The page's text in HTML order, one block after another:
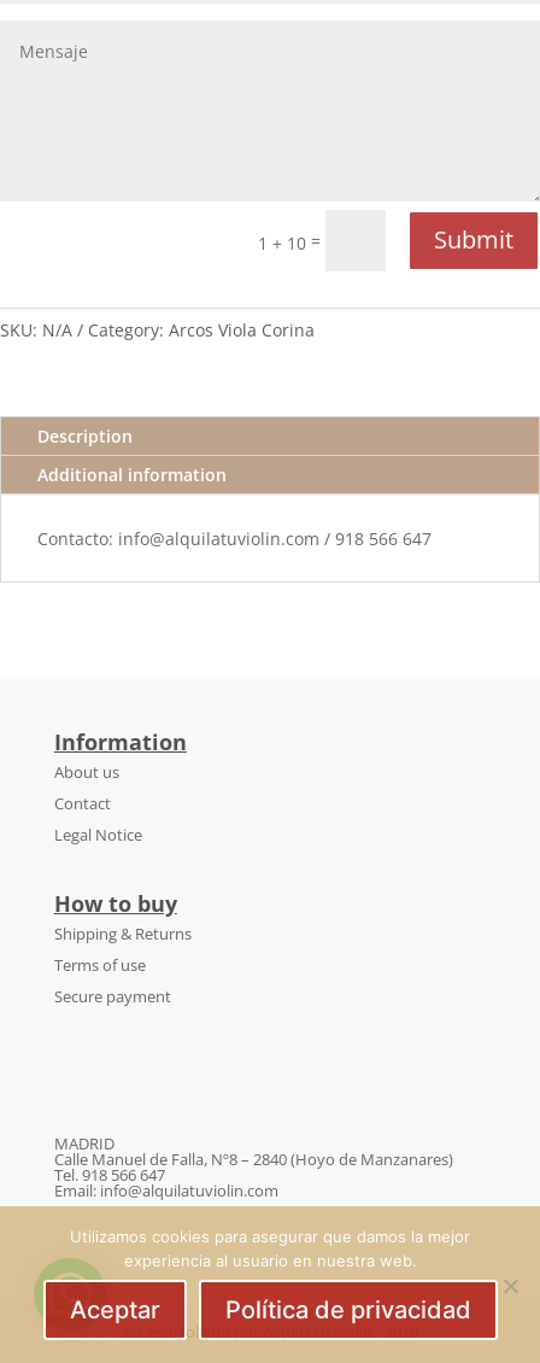
1 + 10 = Submit
SKU: N/A Category: Arcos Viola Corina
Description
Additional information
Contacto: info@alquilatuviolin.com / 918 566 647
Information
About us
Contact
Legal Notice
How to buy
Shipping & Returns
Terms of use
Secure payment
MADRID
Calle Manuel de Falla, Nº8 – 2840 (Hoyo de Manzanares)
Tel. 918 566 647
Email: info@alquilatuviolin.com
© Desarrollado por Alquila tu violin - 2019
Utilizamos cookies para asegurar que damos la mejor
experiencia al usuario en nuestra web.
Aceptar Política de privacidad